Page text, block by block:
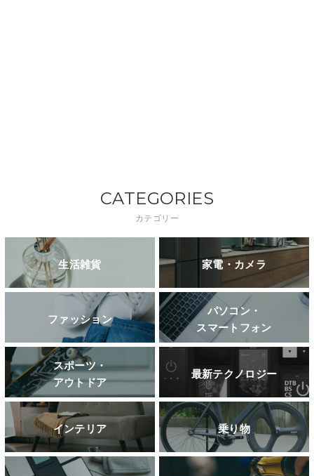
CATEGORIES
カテゴリー
生活雑貨 家電・カメラ
ファッション
パソコン・
スマートフォン
スポーツ・
アウトドア
最新テクノロジー
インテリア 乗り物